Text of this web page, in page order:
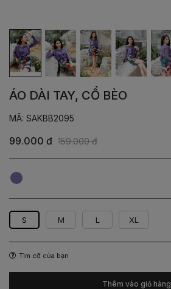
ÁO DÀI TAY, CỔ BÈO
MÃ: SAKBB2095
99.000 đ 159.000 đ
Tím
S M L XL
Tìm cỡ của bạn
Thêm vào giỏ hàng